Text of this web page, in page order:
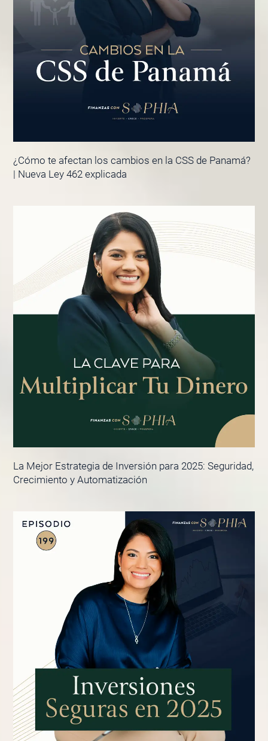
¿Cómo te afectan los cambios en la CSS de Panamá?
| Nueva Ley 462 explicada
La Mejor Estrategia de Inversión para 2025: Seguridad,
Crecimiento y Automatización